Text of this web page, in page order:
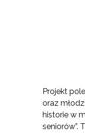
Projekt
oraz
historie w
seniorów”.